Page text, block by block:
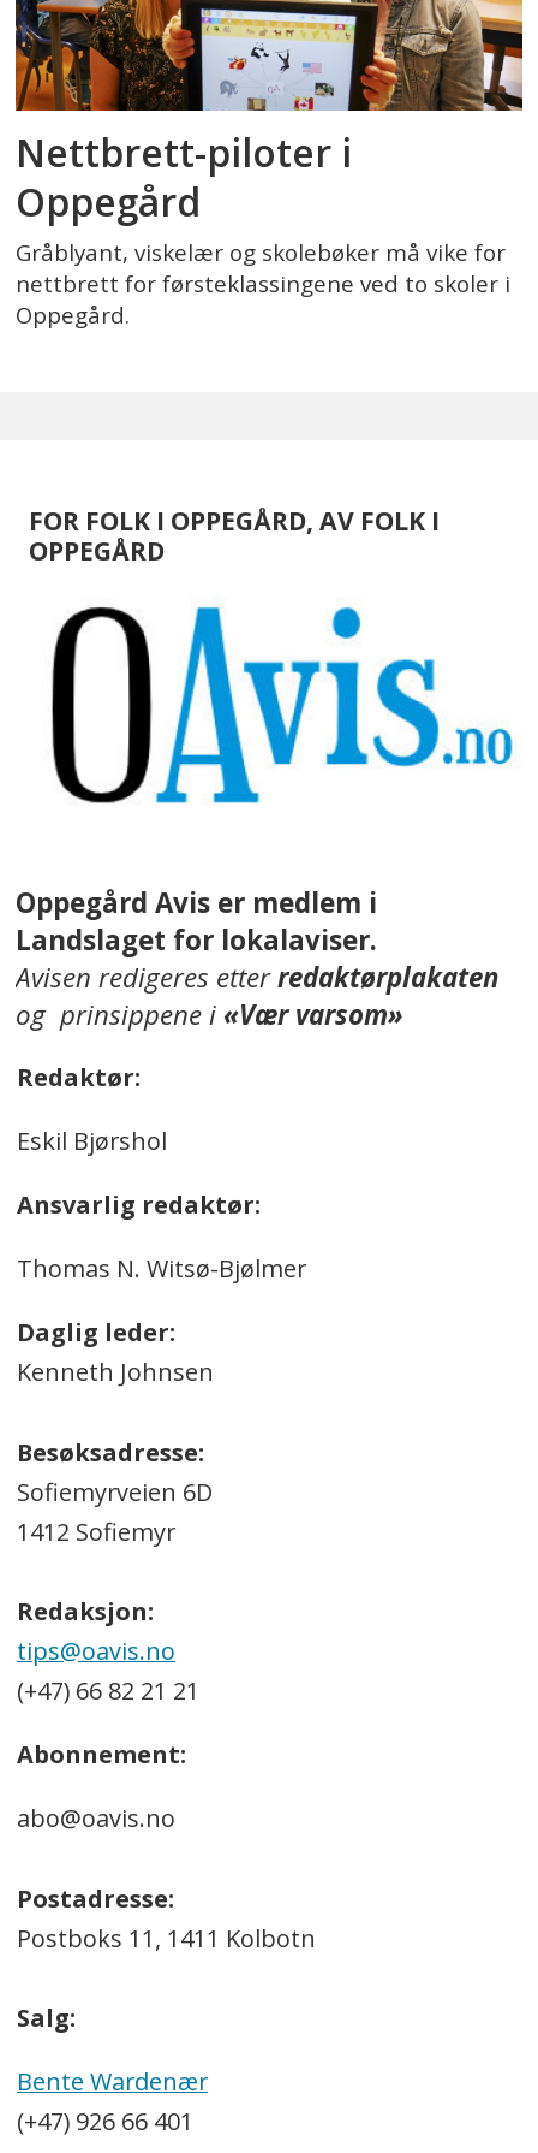
Nettbrett-piloter i
Oppegård
Gråblyant, viskelær og skolebøker må vike for
nettbrett for førsteklassingene ved to skoler i
Oppegård.
FOR FOLK I OPPEGÅRD, AV FOLK I
OPPEGÅRD
Oppegård Avis er medlem i
Landslaget for lokalaviser.
Avisen redigeres etterredaktørplakaten
og prinsippene i«Vær varsom»
Redaktør:
Eskil Bjørshol
Ansvarlig redaktør:
Thomas N. Witsø-Bjølmer
Daglig leder:
Kenneth Johnsen
Besøksadresse:
Sofiemyrveien 6D
1412 Sofiemyr
Redaksjon:
tips@oavis.no
(+47) 66 82 21 21
Abonnement:
abo@oavis.no
Postadresse:
Postboks 11, 1411 Kolbotn
Salg:
Bente Wardenær
(+47) 926 66 401